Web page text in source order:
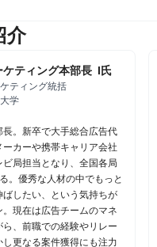
介
ケティング本部長 I氏
ティング統括
学
長。新卒で大手総合広告代
カーや携帯キャリア会社
局担当となり、全国各局
。優秀な人材の中でもっと
ばしたい、という気持ちが
現在は広告チームのマネ
、前職での経験やリレー
更なる案件獲得にも注力